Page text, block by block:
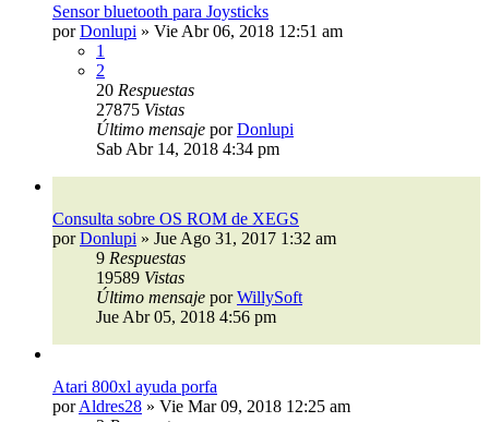
Sensor bluetooth para Joysticks
porDonlupi » Vie Abr 06, 2018 12:51 am
1
2
20 Respuestas
27875 Vistas
Último mensaje porDonlupi
Sab Abr 14, 2018 4:34 pm
Consulta sobre OS ROM de XEGS
porDonlupi » Jue Ago 31, 2017 1:32 am
9 Respuestas
19589 Vistas
Último mensaje porWillySoft
Jue Abr 05, 2018 4:56 pm
Atari 800xl ayuda porfa
porAldres28 » Vie Mar 09, 2018 12:25 am